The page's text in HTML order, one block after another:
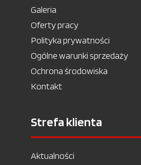
Galeria
Oferty pracy
Polityka prywatności
Ogólne warunki sprzedaży
Ochrona środowiska
Kontakt
Strefa klienta
Aktualności